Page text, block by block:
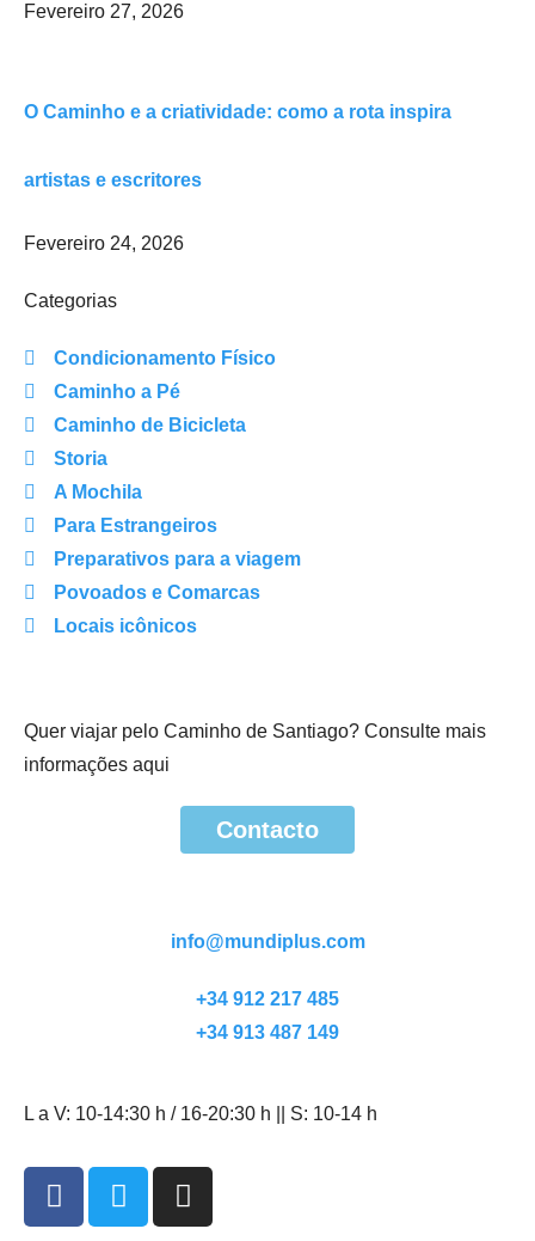
Fevereiro 27, 2026
O Caminho e a criatividade: como a rota inspira
artistas e escritores
Fevereiro 24, 2026
Categorias
Condicionamento Físico
Caminho a Pé
Caminho de Bicicleta
Storia
A Mochila
Para Estrangeiros
Preparativos para a viagem
Povoados e Comarcas
Locais icônicos
Quer viajar pelo Caminho de Santiago? Consulte mais
informações aqui
Contacto
info@mundiplus.com
+34 912 217 485
+34 913 487 149
L a V: 10-14:30 h / 16-20:30 h || S: 10-14 h